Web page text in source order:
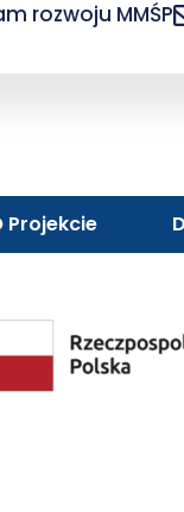
rozwoju MMŚP
Projekcie